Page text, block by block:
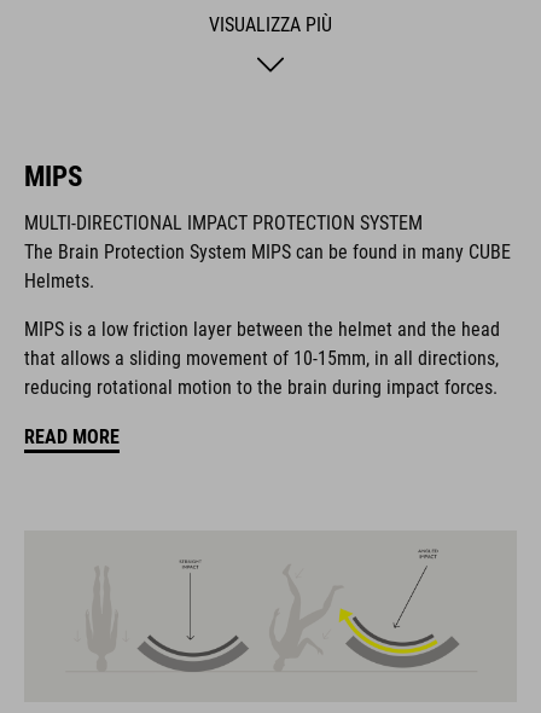
L’HOVER è il compagno ideale per ogni viaggio.
Il marchio CUBE comprende prodotti innovativi e di alta
qualità, sempre basati sui trend attuali. Grazie alla stretta
biciclette, i prodotti sono perfettamente compatibili tra loro e
creano la combinazione ottimale di design, tecnica e usabilità.
CARATTERISTICHE
visiera rimovibile
VISUALIZZA PIÙ
MIPS
MULTI-DIRECTIONAL IMPACT PROTECTION SYSTEM
The Brain Protection System MIPS can be found in many CUBE
Helmets.
MIPS is a low friction layer between the helmet and the head
that allows a sliding movement of 10-15mm, in all directions,
reducing rotational motion to the brain during impact forces.
READ MORE